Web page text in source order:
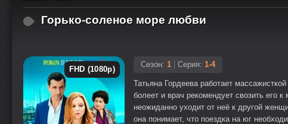
Горько-соленое море любви
FHD (1080p)
Сезон: 1 Серия: 1-4
Татьяна Гордеева работает
болеет и врач рекомендует свозить его
неожиданно уходит от неё к другой
она понимает, что поездка на юг